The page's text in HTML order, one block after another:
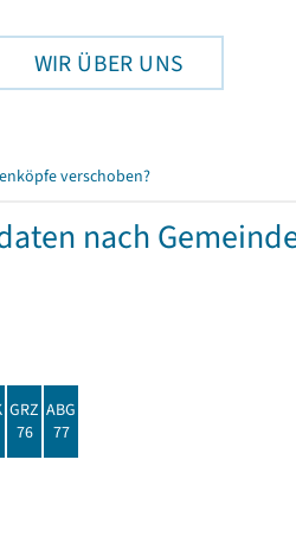
WIR ÜBER UNS
verschoben?
nach
GRZ
76
ABG
77